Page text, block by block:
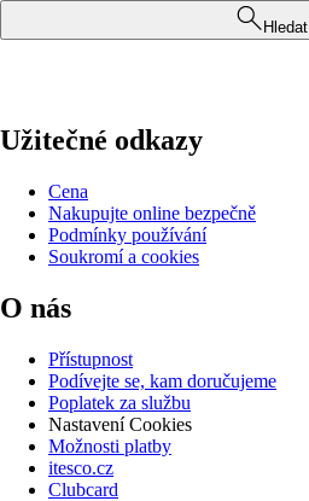
Hledat
Užitečné odkazy
Cena
Nakupujte online bezpečně
Podmínky používání
Soukromí a cookies
O nás
Přístupnost
Podívejte se, kam doručujeme
Poplatek za službu
Nastavení Cookies
Možnosti platby
itesco.cz
Clubcard